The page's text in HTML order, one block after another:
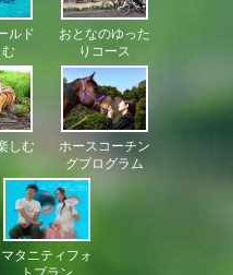
ルド
む
おとなのゆった
りコース
しむ
ホースコーチン
グプログラム
マタニティフォ